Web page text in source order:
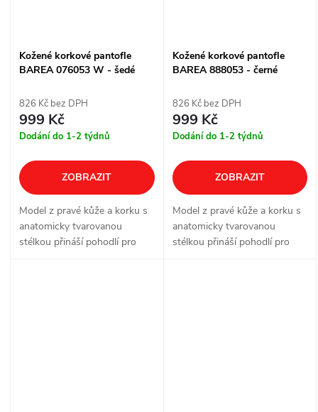
Kožené korkové pantofle
BAREA 076053 W - šedé
826 Kč bez DPH
999 Kč
Dodání do 1-2 týdnů
ZOBRAZIT
Model z pravé kůže a korku s
anatomicky tvarovanou
stélkou přináší pohodlí pro
Kožené korkové pantofle
BAREA 888053 - černé
826 Kč bez DPH
999 Kč
Dodání do 1-2 týdnů
ZOBRAZIT
Model z pravé kůže a korku s
anatomicky tvarovanou
stélkou přináší pohodlí pro